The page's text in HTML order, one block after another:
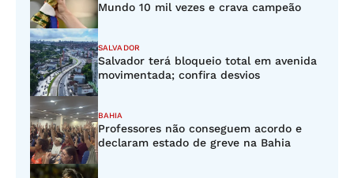
Mundo 10 mil vezes e crava campeão
SALVADOR
Salvador terá bloqueio total em avenida
movimentada; confira desvios
BAHIA
Professores não conseguem acordo e
declaram estado de greve na Bahia